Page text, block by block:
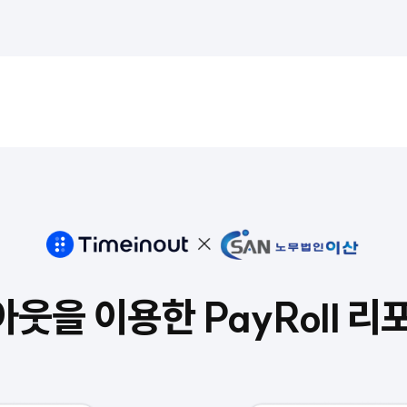
웃을 이용한 PayRoll 리